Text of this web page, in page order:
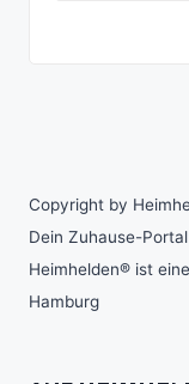
Copyright by
Dein Zuhause-
Heimhelden® ist
Hamburg